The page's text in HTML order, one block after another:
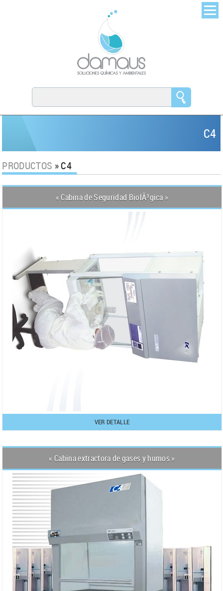
C4
PRODUCTOS » C4
« Cabina de Seguridad BiolÃ³gica »
VER DETALLE
« Cabina extractora de gases y humos »